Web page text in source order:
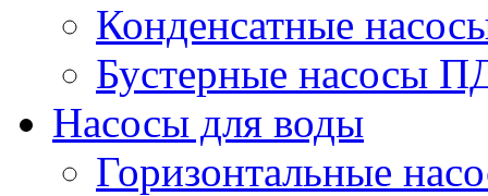
Конденсатные
Бустерные насосы
Насосы для воды
Горизонтальные